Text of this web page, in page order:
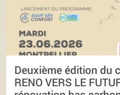
Deuxième édition du
RENO VERS LE